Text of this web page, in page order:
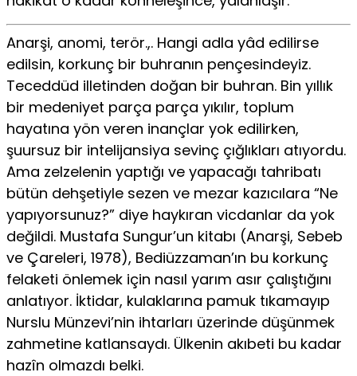
Anarşi, anomi, terör.,. Hangi adla yâd edilirse
edilsin, korkunç bir buhranın pençesindeyiz.
Teceddüd illetinden doğan bir buhran. Bin yıllık
bir medeniyet parça parça yıkılır, toplum
hayatına yön veren inançlar yok edilirken,
şuursuz bir intelijansiya sevinç çığlıkları atıyordu.
Ama zelzelenin yaptığı ve yapacağı tahribatı
bütün dehşetiyle sezen ve mezar kazıcılara “Ne
yapıyorsunuz?” diye haykıran vicdanlar da yok
değildi. Mustafa Sungur’un kitabı (Anarşi, Sebeb
ve Çareleri, 1978), Bediüzzaman’ın bu korkunç
felaketi önlemek için nasıl yarım asır çalıştığını
anlatıyor. İktidar, kulaklarına pamuk tıkamayıp
Nurslu Münzevi’nin ihtarları üzerinde düşünmek
zahmetine katlansaydı. Ülkenin akıbeti bu kadar
hazîn olmazdı belki.